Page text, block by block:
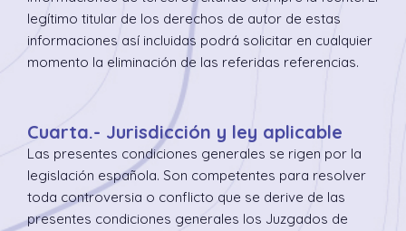
legítimo titular de los derechos de autor de estas
informaciones así incluidas podrá solicitar en cualquier
momento la eliminación de las referidas referencias.
Cuarta.- Jurisdicción y ley aplicable
Las presentes condiciones generales se rigen por la
legislación española. Son competentes para resolver
toda controversia o conflicto que se derive de las
presentes condiciones generales los Juzgados de